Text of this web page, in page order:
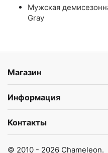
Мужская
Gray
Магазин
Информация
Контакты
© 2010 - 2026 Chameleon.